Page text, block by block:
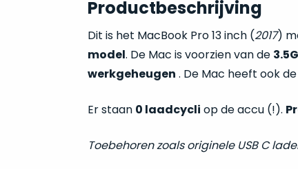
Productbeschrijving
Dit is het MacBook Pro 13 inch (2017)
model. De Mac is voorzien van de
werkgeheugen . De Mac heeft ook de
Er staan 0 laadcycli op de accu (!).
Toebehoren zoals originele USB C